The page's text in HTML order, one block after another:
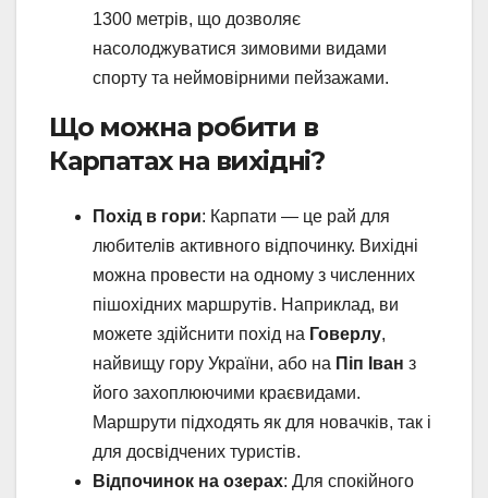
1300 метрів, що дозволяє
насолоджуватися зимовими видами
спорту та неймовірними пейзажами.
Що можна робити в
Карпатах на вихідні?
Похід в гори: Карпати — це рай для
любителів активного відпочинку. Вихідні
можна провести на одному з численних
пішохідних маршрутів. Наприклад, ви
можете здійснити похід на Говерлу,
найвищу гору України, або на Піп Іван з
його захоплюючими краєвидами.
Маршрути підходять як для новачків, так і
для досвідчених туристів.
Відпочинок на озерах: Для спокійного